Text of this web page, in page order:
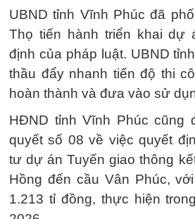
UBND tỉnh Vĩnh Phúc đã
Thọ tiến hành triển khai dự
định của pháp luật. UBND
thầu đẩy nhanh tiến độ thi
hoàn thành và đưa vào sử
HĐND tỉnh Vĩnh Phúc cũng
quyết số 08 về việc quyết
tư dự án Tuyến giao thông
Hồng đến cầu Vân Phúc,
1.213 tỉ đồng, thực hiện